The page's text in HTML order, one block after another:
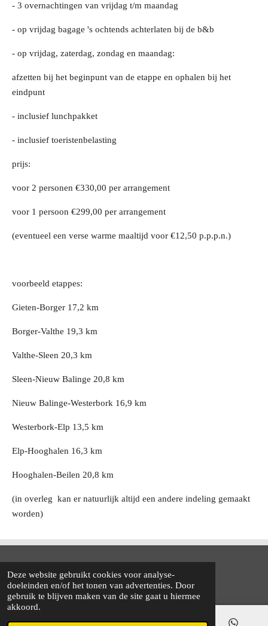
Deze website gebruikt cookies voor analyse-
doeleinden en/of het tonen van advertenties. Door
gebruik te blijven maken van de site gaat u hiermee
akkoord.
- 3 overnachtingen van vrijdag t/m maandag
- op vrijdag bagage 's ochtends achterlaten bij de b&b
- op vrijdag, zaterdag, zondag en maandag:
afzetten bij het beginpunt van de etappe en ophalen bij het
eindpunt
- inclusief lunchpakket
- inclusief toeristenbelasting
prijs:
voor 2 personen €330,00 per arrangement
voor 1 persoon €299,00 per arrangement
(eventueel een verse warme maaltijd voor €12,50 p.p.p.n.)
voorbeeld etappes:
Gieten-Borger 17,2 km
Borger-Valthe 19,3 km
Valthe-Sleen 20,3 km
Sleen-Nieuw Balinge 20,8 km
Nieuw Balinge-Westerbork 16,9 km
Westerbork-Elp 13,5 km
Elp-Hooghalen 16,3 km
Hooghalen-Beilen 20,8 km
(in overleg kan er natuurlijk altijd een andere indeling gemaakt
worden)
Powered by JouwWeb